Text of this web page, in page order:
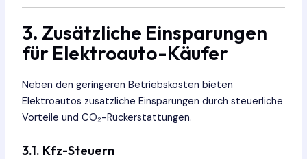
3. Zusätzliche Einsparungen
für Elektroauto-Käufer
Neben den geringeren Betriebskosten bieten
Elektroautos zusätzliche Einsparungen durch steuerliche
Vorteile und CO₂-Rückerstattungen.
3.1. Kfz-Steuern